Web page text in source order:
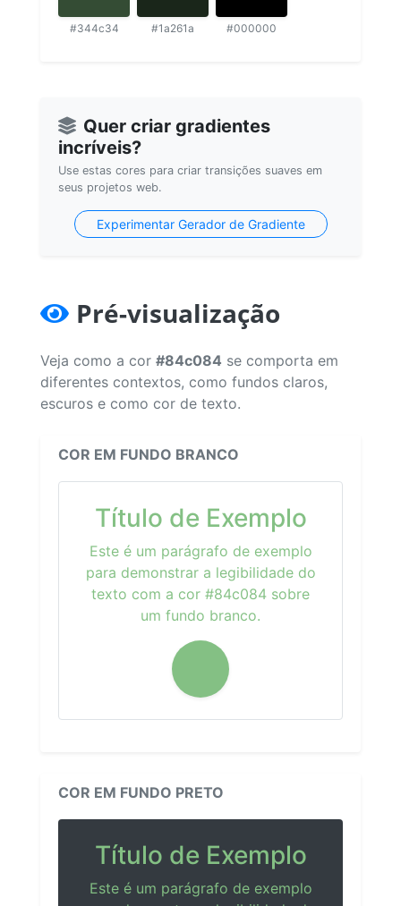
#344c34 #1a261a #000000
Quer criar gradientes
incríveis?
Use estas cores para criar transições suaves em
seus projetos web.
Experimentar Gerador de Gradiente
Pré-visualização
Veja como a cor #84c084 se comporta em
diferentes contextos, como fundos claros,
escuros e como cor de texto.
COR EM FUNDO BRANCO
Título de Exemplo
Este é um parágrafo de exemplo
para demonstrar a legibilidade do
texto com a cor #84c084 sobre
um fundo branco.
COR EM FUNDO PRETO
Título de Exemplo
Este é um parágrafo de exemplo